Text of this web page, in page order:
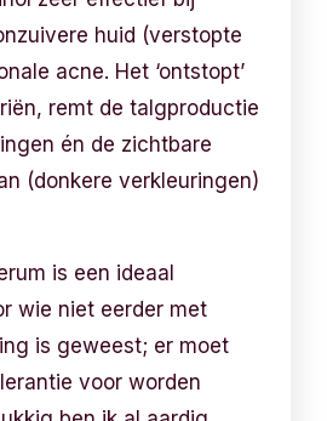
huid (verstopte
acne. Het ‘ontstopt’
remt de talgproductie
én de zichtbare
(donkere verkleuringen)
is een ideaal
wie niet eerder met
is geweest; er moet
voor worden